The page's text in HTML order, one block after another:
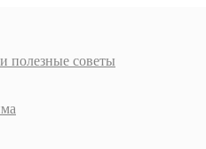
полезные советы